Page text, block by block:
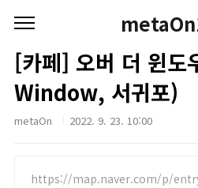
[카페] 오버 더 윈
Window, 서귀포)
metaOn 2022. 9. 23. 10:00
https://map.naver.com/p/